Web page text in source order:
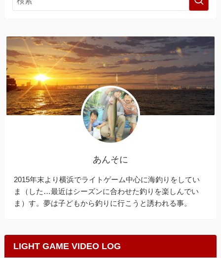
あんそに
2015年末より横浜でライトゲーム中心に海釣りをしてい
ま（した…最近はシーズンに合わせた釣りを楽しんでい
ま）す。夢は子どもから釣りに行こうと誘われる事。
LIGHT GAME VIDEO LOG